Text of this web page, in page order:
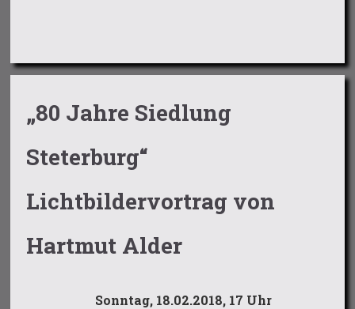
„80 Jahre Siedlung
Steterburg“
Lichtbildervortrag von
Hartmut Alder
Sonntag, 18.02.2018, 17 Uhr